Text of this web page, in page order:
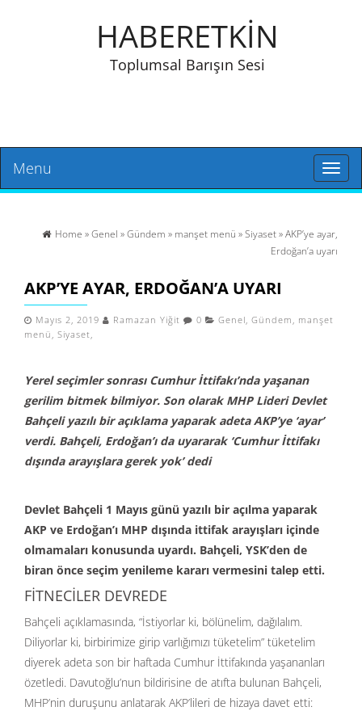
HABERETKİN
Toplumsal Barışın Sesi
Toggle
Menu
Home »Genel »Gündem » manşet menü »Siyaset» AKP’ye ayar,
Erdoğan’a uyarı
AKP’YE AYAR, ERDOĞAN’A UYARI
Mayıs 2, 2019 Ramazan Yiğit 0 Genel, Gündem , manşet
menü , Siyaset,
Yerel seçimler sonrası Cumhur İttifakı’nda yaşanan
gerilim bitmek bilmiyor. Son olarak MHP Lideri Devlet
Bahçeli yazılı bir açıklama yaparak adeta AKP’ye ‘ayar’
verdi. Bahçeli, Erdoğan’ı da uyararak ‘Cumhur İttifakı
dışında arayışlara gerek yok’ dedi
Devlet Bahçeli 1 Mayıs günü yazılı bir açılma yaparak
AKP ve Erdoğan’ı MHP dışında ittifak arayışları içinde
olmamaları konusunda uyardı. Bahçeli, YSK’den de
biran önce seçim yenileme kararı vermesini talep etti.
FİTNECİLER DEVREDE
Bahçeli açıklamasında, “İstiyorlar ki, bölünelim, dağılalım.
Diliyorlar ki, birbirimize girip varlığımızı tüketelim” tüketelim
diyerek adeta son bir haftada Cumhur İttifakında yaşananları
özetledi. Davutoğlu’nun bildirisine de atıfta bulunan Bahçeli,
MHP’nin duruşunu anlatarak AKP’lileri de hizaya davet etti: